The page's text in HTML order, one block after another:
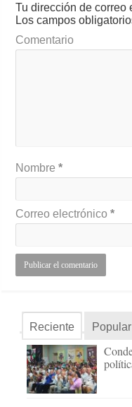
Tu dirección de correo
Los campos
Comentario
Nombre*
Correo electrónico*
Reciente Popular